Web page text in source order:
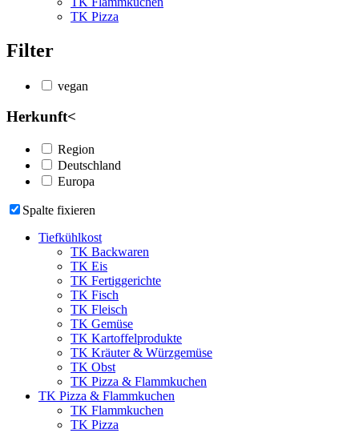
TK Pizza
Filter
vegan
Herkunft<
Region
Deutschland
Europa
Spalte fixieren
Tiefkühlkost
TK Backwaren
TK Eis
TK Fertiggerichte
TK Fisch
TK Fleisch
TK Gemüse
TK Kartoffelprodukte
TK Kräuter & Würzgemüse
TK Obst
TK Pizza & Flammkuchen
TK Pizza & Flammkuchen
TK Flammkuchen
TK Pizza